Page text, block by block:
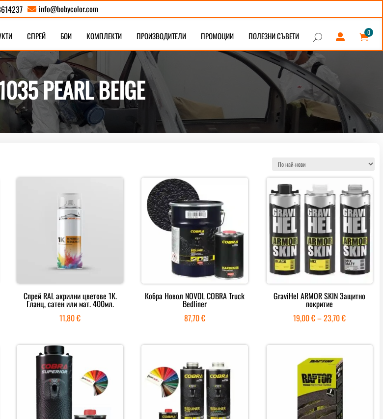
 info@bobycolor.com
СПРЕЙ БОИ КОМПЛЕКТИ ПРОИЗВОДИТЕЛИ ПРОМОЦИИ ПОЛЕЗНИ СЪВЕТИ U  
0
PEARL BEIGE
Спрей RAL акрилни цветове 1К.
Гланц, сатен или мат. 400мл.
11,80€
Кобра Новол NOVOL COBRA Truck
Bedliner
87,70€
GraviHel ARMOR SKIN Защитно
покритие
19,00€–23,70€Price
19,00 €